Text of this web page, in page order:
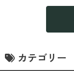
カテゴリー